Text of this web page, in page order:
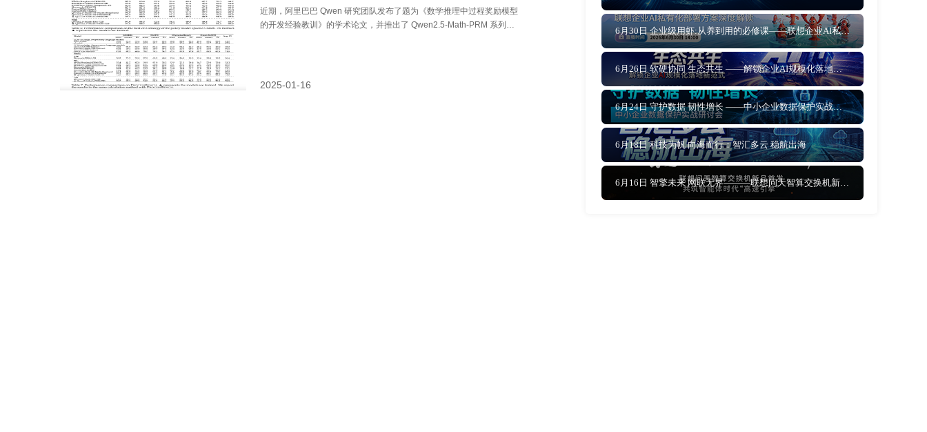
近期，阿里巴巴 Qwen 研究团队发布了题为《数学推理中过程奖励模型
的开发经验教训》的学术论文，并推出了 Qwen2.5-Math-PRM 系列中
2025-01-16
6月30日 企业级用虾:从养到用的必修课——联想企业AI私有化部署方案深度解读
6月26日 软硬协同 生态共生 ——解锁企业AI规模化落地新范式
6月24日 守护数据 韧性增长 ——中小企业数据保护实战研讨会
6月18日 科技为帆 向海而行：智汇多云 稳航出海
6月16日 智擎未来 网联无界———联想问天智算交换机新品首发，共筑智能体时代“高速引擎”